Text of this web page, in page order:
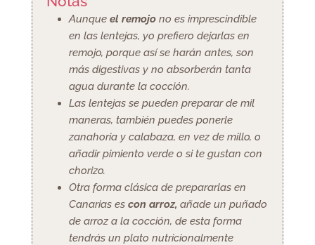
Aunque el remojono es imprescindible
en las lentejas, yo prefiero dejarlas en
remojo, porque así se harán antes, son
más digestivas y no absorberán tanta
agua durante la cocción.
Las lentejas se pueden preparar de mil
maneras, también puedes ponerle
zanahoria y calabaza, en vez de millo, o
añadir pimiento verde o si te gustan con
chorizo.
Otra forma clásica de prepararlas en
Canarias es con arroz, añade un puñado
de arroz a la cocción, de esta forma
tendrás un plato nutricionalmente